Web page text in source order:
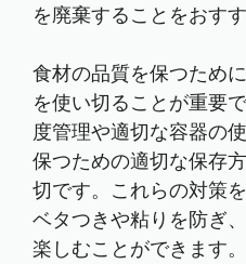
を廃棄することをおすす
食材の品質を保つため
を使い切ることが重要
度管理や適切な容器の
保つための適切な保存
切です。これらの対策
ベタつきや粘りを防ぎ
楽しむことができます